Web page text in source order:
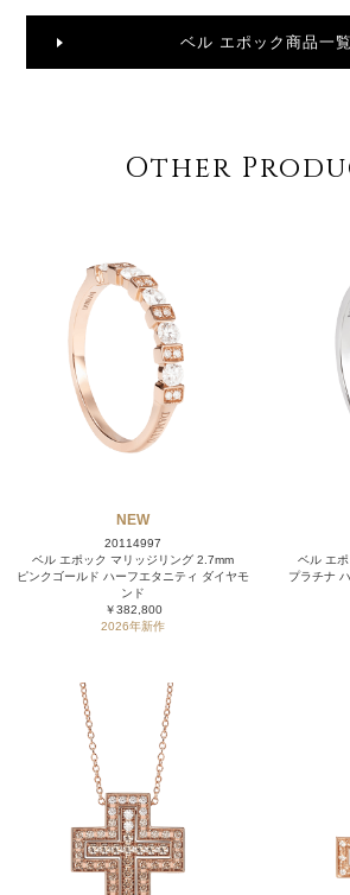
ベル エポック商品一覧
Other
NEW
20114997
ベル エポック マリッジリング 2.7mm
ピンクゴールド ハーフエタニティ ダイヤモ
ンド
￥382,800
2026年新作
ベル エ
プラチナ